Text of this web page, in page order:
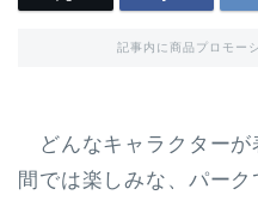
記事内に商品プロモー
どんなキャラクターが
間では楽しみな、パー